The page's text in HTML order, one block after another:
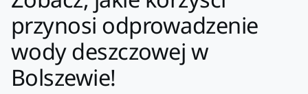
przynosi odprowadzenie
wody deszczowej w
Bolszewie!